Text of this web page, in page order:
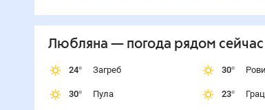
Любляна — погода рядом сейчас
24° Загреб
30° Пула
30°
23° Грац